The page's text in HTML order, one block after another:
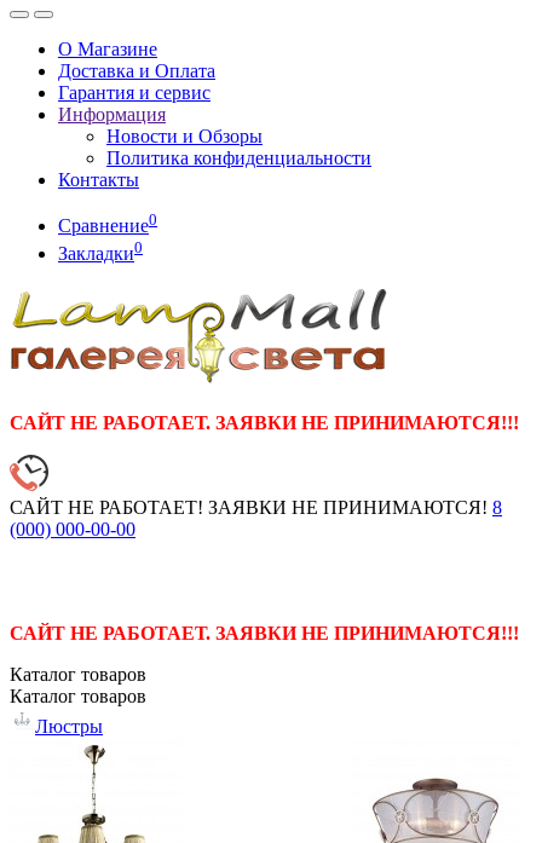
О Магазине
Доставка и Оплата
Гарантия и сервис
Информация
Новости и Обзоры
Политика конфиденциальности
Контакты
Сравнение0
Закладки0
САЙТ НЕ РАБОТАЕТ. ЗАЯВКИ НЕ ПРИНИМАЮТСЯ!!!
САЙТ НЕ РАБОТАЕТ! ЗАЯВКИ НЕ ПРИНИМАЮТСЯ! 8
(000) 000-00-00
САЙТ НЕ РАБОТАЕТ. ЗАЯВКИ НЕ ПРИНИМАЮТСЯ!!!
Каталог товаров
Каталог товаров
Люстры